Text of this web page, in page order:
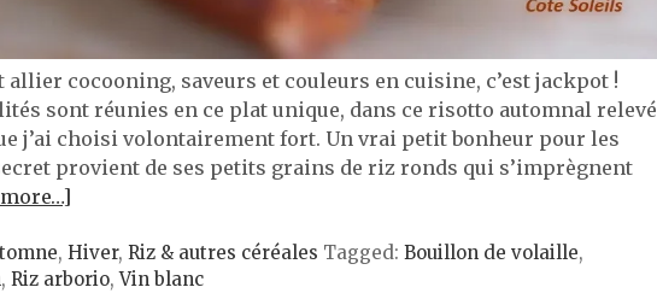
allier cocooning, saveurs et couleurs en cuisine, c’est jackpot !
sont réunies en ce plat unique, dans ce risotto automnal relevé
j’ai choisi volontairement fort. Un vrai petit bonheur pour les
provient de ses petits grains de riz ronds qui s’imprègnent
, Hiver, Riz & autres céréales Tagged: Bouillon de volaille,
, Riz arborio,Vin blanc